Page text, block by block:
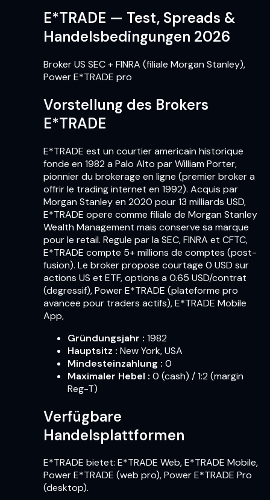
E*TRADE — Test, Spreads &
Handelsbedingungen 2026
Broker US SEC + FINRA (filiale Morgan Stanley),
Power E*TRADE pro
Vorstellung des Brokers
E*TRADE
E*TRADE est un courtier americain historique
fonde en 1982 a Palo Alto par William Porter,
pionnier du brokerage en ligne (premier broker a
offrir le trading internet en 1992). Acquis par
Morgan Stanley en 2020 pour 13 milliards USD,
E*TRADE opere comme filiale de Morgan Stanley
Wealth Management mais conserve sa marque
pour le retail. Regule par la SEC, FINRA et CFTC,
E*TRADE compte 5+ millions de comptes (post-
fusion). Le broker propose courtage 0 USD sur
actions US et ETF, options a 0.65 USD/contrat
(degressif), Power E*TRADE (plateforme pro
avancee pour traders actifs), E*TRADE Mobile
App,
Gründungsjahr : 1982
Hauptsitz : New York, USA
Mindesteinzahlung : 0
Maximaler Hebel : 0 (cash) / 1:2 (margin
Reg-T)
Verfügbare
Handelsplattformen
E*TRADE bietet: E*TRADE Web, E*TRADE Mobile,
Power E*TRADE (web pro), Power E*TRADE Pro
(desktop).